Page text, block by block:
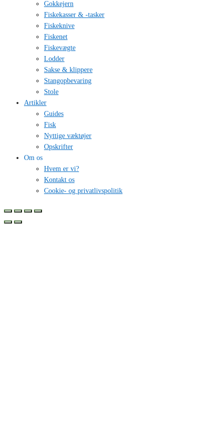
Gokkejern
Fiskekasser & -tasker
Fiskeknive
Fiskenet
Fiskevægte
Lodder
Sakse & klippere
Stangopbevaring
Stole
Artikler
Guides
Fisk
Nyttige væktøjer
Opskrifter
Om os
Hvem er vi?
Kontakt os
Cookie- og privatlivspolitik